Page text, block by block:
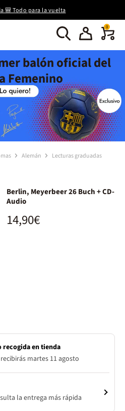
🎒 Todo para la vuelta
0
balón oficial del
Femenino
Alemán Lecturas graduadas
Berlin, Meyerbeer 26 Buch + CD-
Audio
14,90€
recogida en tienda
martes 11 agosto
la entrega más rápida